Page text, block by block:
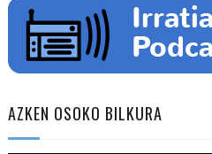
AZKEN OSOKO BILKURA